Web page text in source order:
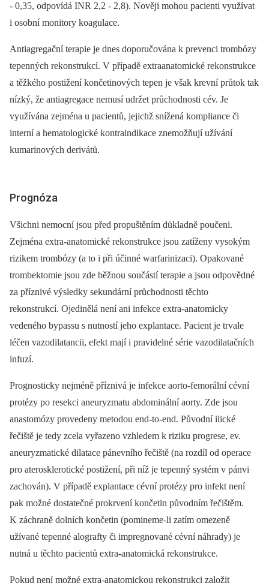
-⁠ 0,35, odpovídá INR 2,2 -⁠ 2,8). Nověji mohou pacienti využívat
i osobní monitory koagulace.
Antiagregační terapie je dnes doporučována k prevenci trombózy
tepenných rekonstrukcí. V případě extraanatomické rekonstrukce
a těžkého postižení končetinových tepen je však krevní průtok tak
nízký, že antiagregace nemusí udržet průchodnosti cév. Je
využívána zejména u pacientů, jejichž snížená kompliance či
interní a hematologické kontraindikace znemožňují užívání
kumarinových derivátů.
Prognóza
Všichni nemocní jsou před propuštěním důkladně poučeni.
Zejména extra-anatomické rekonstrukce jsou zatíženy vysokým
rizikem trombózy (a to i při účinné warfarinizaci). Opakované
trombektomie jsou zde běžnou součástí terapie a jsou odpovědné
za příznivé výsledky sekundární průchodnosti těchto
rekonstrukcí. Ojedinělá není ani infekce extra-anatomicky
vedeného bypassu s nutností jeho explantace. Pacient je trvale
léčen vazodilatancii, efekt mají i pravidelné série vazodilatačních
infuzí.
Prognosticky nejméně příznivá je infekce aorto-femorální cévní
protézy po resekci aneuryzmatu abdominální aorty. Zde jsou
anastomózy provedeny metodou end-to-end. Původní ilické
řečiště je tedy zcela vyřazeno vzhledem k riziku progrese, ev.
aneuryzmatické dilatace pánevního řečiště (na rozdíl od operace
pro aterosklerotické postižení, při níž je tepenný systém v pánvi
zachován). V případě explantace cévní protézy pro infekt není
pak možné dostatečné prokrvení končetin původním řečištěm.
K záchraně dolních končetin (pomineme-li zatím omezeně
užívané tepenné alografty či impregnované cévní náhrady) je
nutná u těchto pacientů extra-anatomická rekonstrukce.
Pokud není možné extra-anatomickou rekonstrukci založit